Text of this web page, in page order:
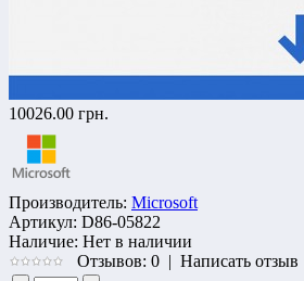
10026.00 грн.
Производитель: Microsoft
Артикул: D86-05822
Наличие: Нет в наличии
Отзывов: 0 | Написать отзыв